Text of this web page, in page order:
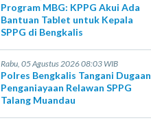
Program MBG: KPPG Akui Ada
Bantuan Tablet untuk Kepala
SPPG di Bengkalis
Rabu, 05 Agustus 2026 08:03 WIB
Polres Bengkalis Tangani Dugaan
Penganiayaan Relawan SPPG
Talang Muandau